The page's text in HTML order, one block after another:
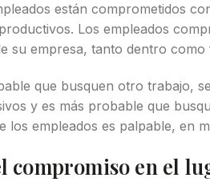
están comprometidos
Los empleados
su empresa, tanto dentro
que busquen otro trabajo,
y es más probable que
los empleados es palpable, en
compromiso en el